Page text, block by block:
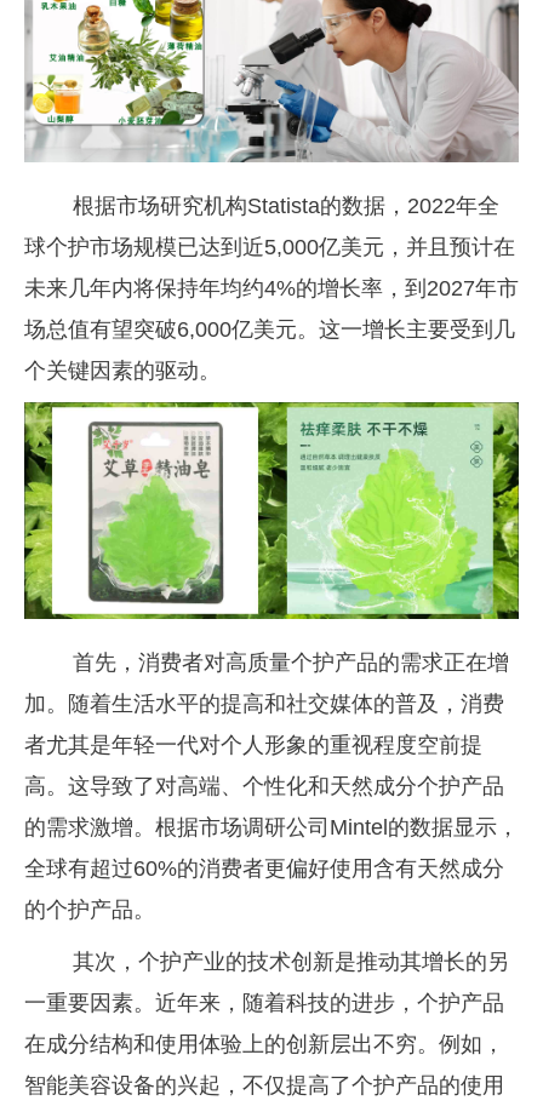
根据市场研究机构Statista的数据，2022年全
球个护市场规模已达到近5,000亿美元，并且预计在
未来几年内将保持年均约4%的增长率，到2027年市
场总值有望突破6,000亿美元。这一增长主要受到几
个关键因素的驱动。
首先，消费者对高质量个护产品的需求正在增
加。随着生活水平的提高和社交媒体的普及，消费
者尤其是年轻一代对个人形象的重视程度空前提
高。这导致了对高端、个性化和天然成分个护产品
的需求激增。根据市场调研公司Mintel的数据显示，
全球有超过60%的消费者更偏好使用含有天然成分
的个护产品。
其次，个护产业的技术创新是推动其增长的另
一重要因素。近年来，随着科技的进步，个护产品
在成分结构和使用体验上的创新层出不穷。例如，
智能美容设备的兴起，不仅提高了个护产品的使用